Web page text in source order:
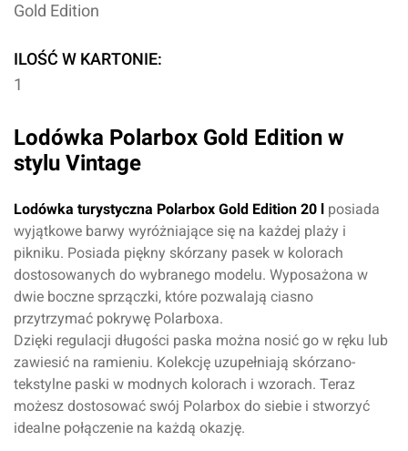
Gold Edition
ILOŚĆ W KARTONIE:
1
Lodówka Polarbox Gold Edition w
stylu Vintage
Lodówka turystyczna Polarbox Gold Edition 20 l
posiada
wyjątkowe barwy wyróżniające się na każdej plaży i
pikniku. Posiada piękny skórzany pasek w kolorach
dostosowanych do wybranego modelu. Wyposażona w
dwie boczne sprzączki, które pozwalają ciasno
przytrzymać pokrywę Polarboxa.
Dzięki regulacji długości paska można nosić go w ręku lub
zawiesić na ramieniu. Kolekcję uzupełniają skórzano-
tekstylne paski w modnych kolorach i wzorach. Teraz
możesz dostosować swój Polarbox do siebie i stworzyć
idealne połączenie na każdą okazję.